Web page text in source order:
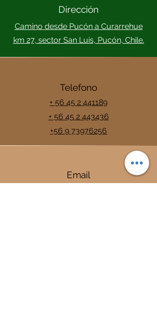
Dirección
Camino desde Pucón a Curarrehue
km 27, sector San Luis, Pucón, Chile.
Telefono
+ 56 45 2 441189
+ 56 45 2 443436
+56 9 73976256
Email